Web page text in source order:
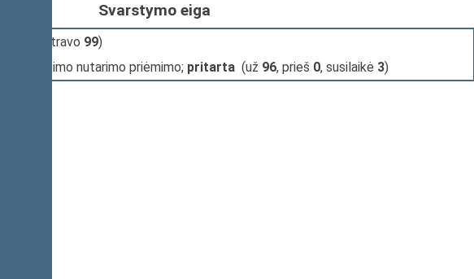
Svarstymo eiga
(užsiregistravo 99)
dėl šio Seimo nutarimo priėmimo; pritarta (už 96, prieš 0, susilaikė 3)